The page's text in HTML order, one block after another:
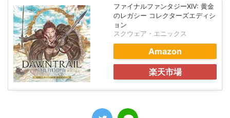
ファイナルファンタジーXIV: 黄金
のレガシー コレクターズエディシ
ョン
スクウェア・エニックス
Amazon
楽天市場